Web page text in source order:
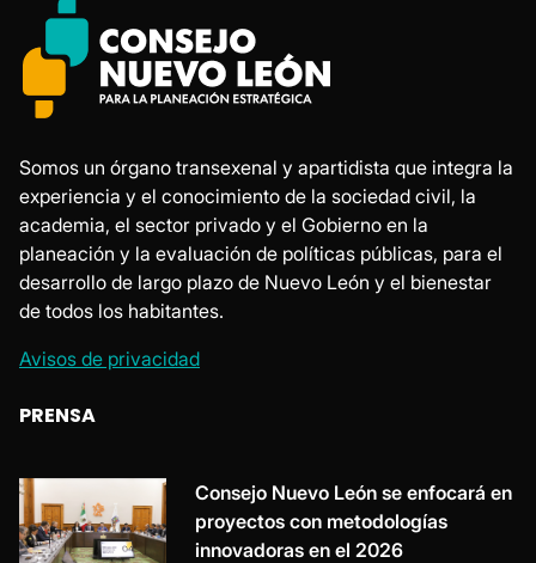
Somos un órgano transexenal y apartidista que integra la
experiencia y el conocimiento de la sociedad civil, la
academia, el sector privado y el Gobierno en la
planeación y la evaluación de políticas públicas, para el
desarrollo de largo plazo de Nuevo León y el bienestar
de todos los habitantes.
Avisos de privacidad
PRENSA
Consejo Nuevo León se enfocará en
proyectos con metodologías
innovadoras en el 2026